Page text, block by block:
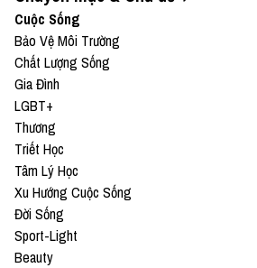
Cuộc Sống
Bảo Vệ Môi Trường
Chất Lượng Sống
Gia Đình
LGBT+
Thương
Triết Học
Tâm Lý Học
Xu Hướng Cuộc Sống
Đời Sống
Sport-Light
Beauty